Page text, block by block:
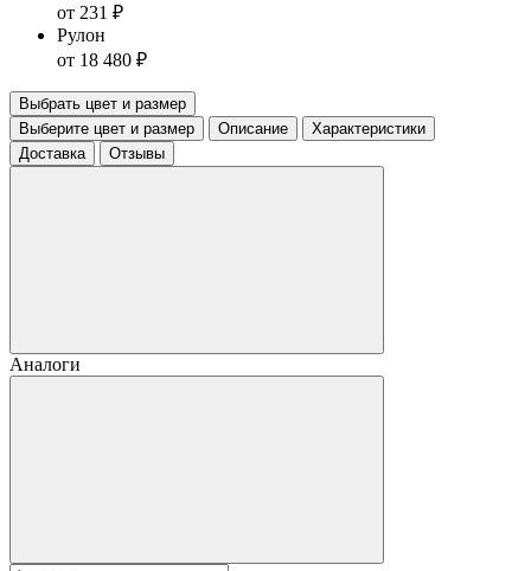
от 231 ₽
Рулон
от 18 480 ₽
Выбрать цвет и размер
Выберите цвет и размер
Описание
Характеристики
Доставка
Отзывы
Аналоги